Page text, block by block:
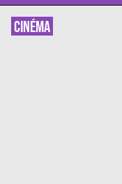
CINÉMA